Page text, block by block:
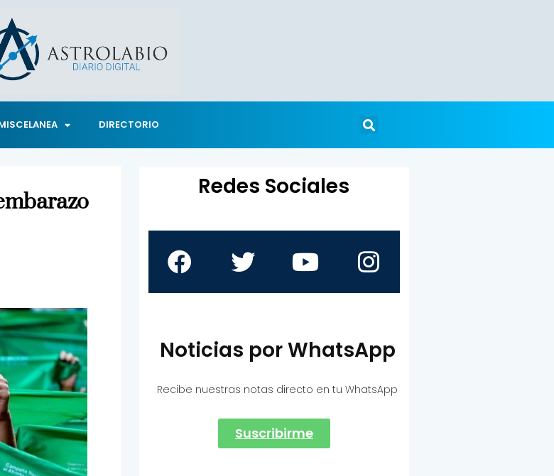
DIRECTORIO
Redes Sociales
Noticias por WhatsApp
Recibe nuestras notas directo en tu WhatsApp
Suscribirme